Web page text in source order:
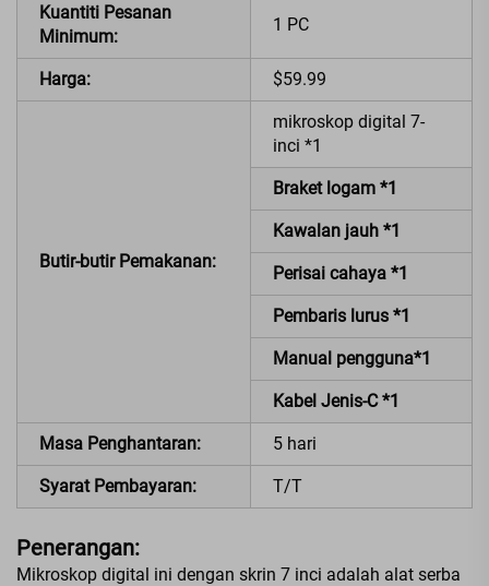
Kuantiti Pesanan
Minimum:
1 PC
Harga: $59.99
Butir-butir Pemakanan:
mikroskop digital 7-
inci *1
Braket logam *1
Kawalan jauh *1
Perisai cahaya *1
Pembaris lurus *1
Manual pengguna*1
Kabel Jenis-C *1
Masa Penghantaran: 5 hari
Syarat Pembayaran: T/T
Penerangan:
Mikroskop digital ini dengan skrin 7 inci adalah alat serba